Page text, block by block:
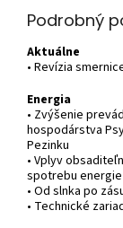
Podrobný
Aktuálne
• Revízia
Energia
• Zvýšenie
hospodárstva
Pezinku
• Vplyv
spotrebu
• Od slnka po
• Technické